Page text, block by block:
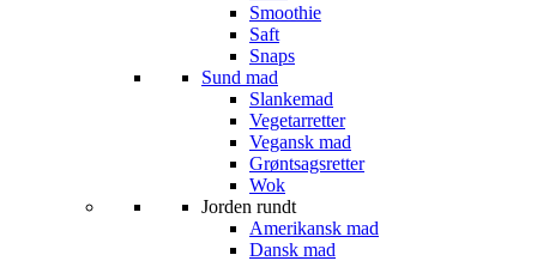
Smoothie
Saft
Snaps
Sund mad
Slankemad
Vegetarretter
Vegansk mad
Grøntsagsretter
Wok
Jorden rundt
Amerikansk mad
Dansk mad